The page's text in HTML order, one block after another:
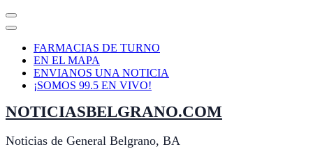
FARMACIAS DE TURNO
EN EL MAPA
ENVIANOS UNA NOTICIA
¡SOMOS 99.5 EN VIVO!
NOTICIASBELGRANO.COM
Noticias de General Belgrano, BA